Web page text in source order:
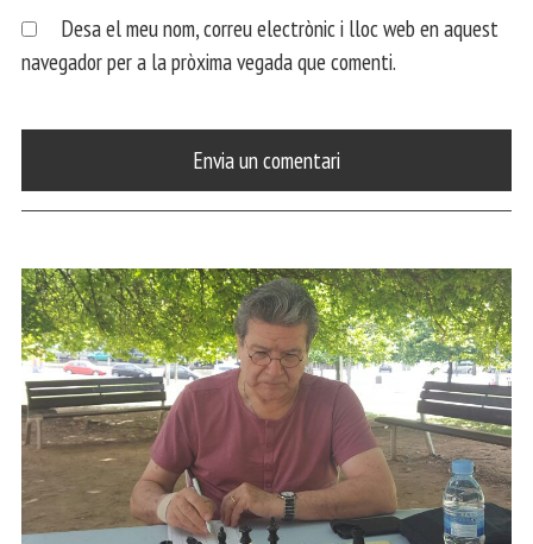
Desa el meu nom, correu electrònic i lloc web en aquest
navegador per a la pròxima vegada que comenti.